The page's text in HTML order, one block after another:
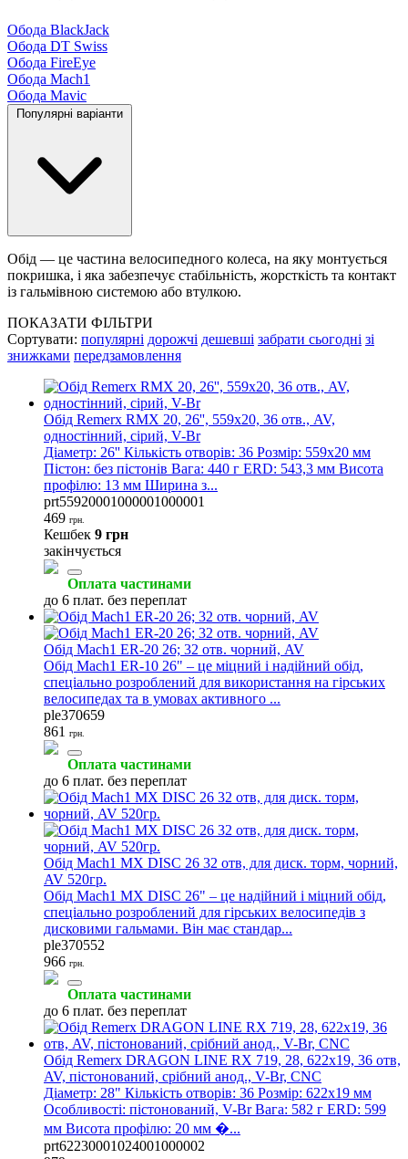
Обода BlackJack
Обода DT Swiss
Обода FireEye
Обода Mach1
Обода Mavic
Популярні варіанти
Обід — це частина велосипедного колеса, на яку монтується
покришка, і яка забезпечує стабільність, жорсткість та контакт
із гальмівною системою або втулкою.
ПОКАЗАТИ ФІЛЬТРИ
Сортувати: популярні дорожчі дешевші забрати сьогодні зі
знижками передзамовлення
Обід Remerx RMX 20, 26'', 559x20, 36 отв., AV,
одностінний, сірий, V-Br
Діаметр: 26'' Кількість отворів: 36 Розмір: 559x20 мм
Пістон: без пістонів Вага: 440 г ERD: 543,3 мм Висота
профілю: 13 мм Ширина з...
prt55920001000001000001
469 грн.
Кешбек 9 грн
закінчується
Оплата частинами
до 6 плат. без переплат
Обід Mach1 ER-20 26; 32 отв. чорний, AV
Обід Mach1 ER-10 26" – це міцний і надійний обід,
спеціально розроблений для використання на гірських
велосипедах та в умовах активного ...
ple370659
861
грн.
Оплата частинами
до 6 плат. без переплат
Обід Mach1 MX DISC 26 32 отв, для диск. торм, чорний,
AV 520гр.
Обід Mach1 MX DISC 26" – це надійний і міцний обід,
спеціально розроблений для гірських велосипедів з
дисковими гальмами. Він має стандар...
ple370552
966 грн.
Оплата частинами
до 6 плат. без переплат
Обід Remerx DRAGON LINE RX 719, 28, 622x19, 36 отв,
AV, пістонований, срібний анод., V-Br, CNC
Діаметр: 28" Кількість отворів: 36 Розмір: 622x19 мм
Особливості: пістонований, V-Br Вага: 582 г ERD: 599
мм Висота профілю: 20 мм �...
prt62230001024001000002